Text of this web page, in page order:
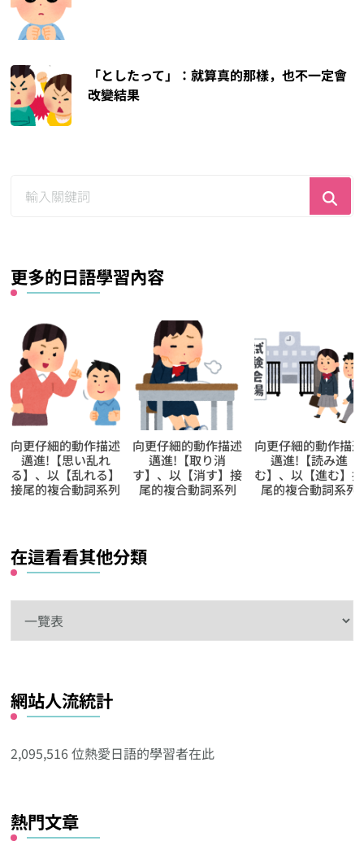
「としたって」：就算真的那樣，也不一定會
改變結果
更多的日語學習內容
向更仔細的動作描述
邁進!【取り消
す】、以【消す】接
尾的複合動詞系列
向更仔細的動作描述
邁進!【読み進
む】、以【進む】接
尾的複合動詞系列
【文法的練習不能
停】日本語能力試
N1文法練習題
在這看看其他分類
其
他
類
網站人流統計
2,095,516 位熱愛日語的學習者在此
熱門文章